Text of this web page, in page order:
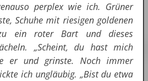
perplex wie ich. Grüner
Schuhe mit riesigen goldenen
ein roter Bart und dieses
„Scheint, du hast mich
er und grinste. Noch immer
ich ungläubig. „Bist du etwa